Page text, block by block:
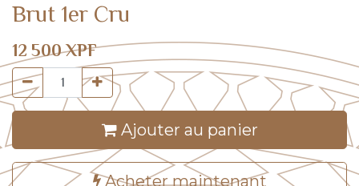
Brut 1er Cru
12 500XPF
Ajouter au panier
Acheter maintenant